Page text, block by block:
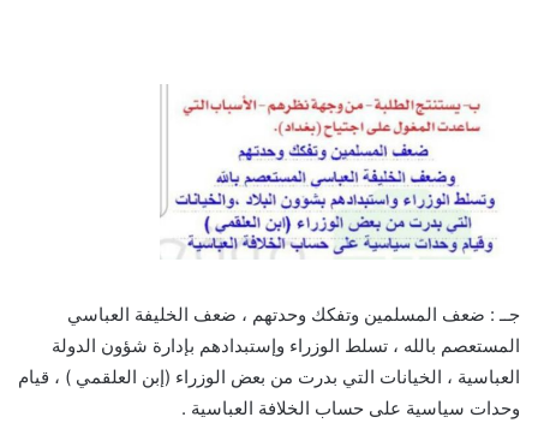
جــ : ضعف المسلمين وتفكك وحدتهم ، ضعف الخليفة العباسي
المستعصم بالله ، تسلط الوزراء وإستبدادهم بإدارة شؤون الدولة
العباسية ، الخيانات التي بدرت من بعض الوزراء (إبن العلقمي ) ، قيام
وحدات سياسية على حساب الخلافة العباسية .